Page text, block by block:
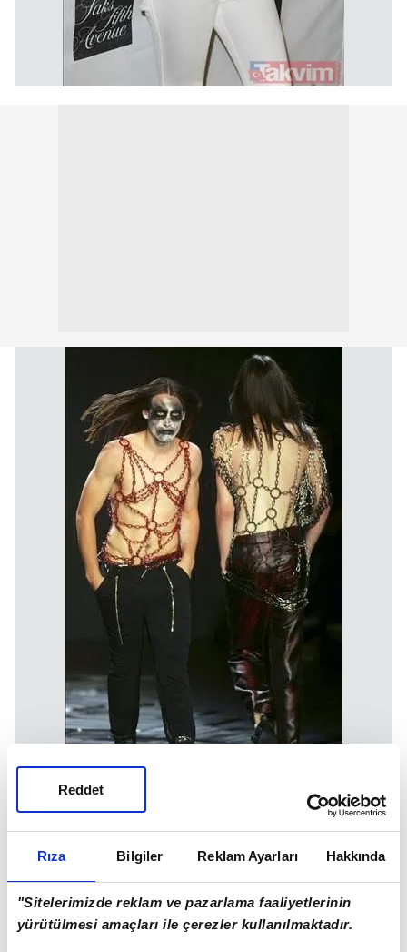
Rıza Bilgiler Reklam Ayarları Hakkında
"Sitelerimizde reklam ve pazarlama faaliyetlerinin
yürütülmesi amaçları ile çerezler kullanılmaktadır.
Reddet